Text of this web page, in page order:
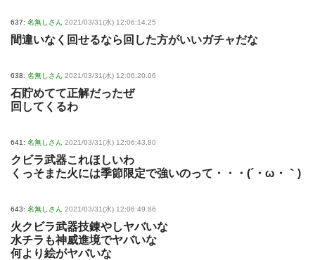
637: 名無しさん 2021/03/31(水) 12:06:14.25
間違いなく回せるなら回した方がいいガチャだな
638: 名無しさん 2021/03/31(水) 12:06:20.06
石貯めてて正解だったぜ
回してくるわ
641: 名無しさん 2021/03/31(水) 12:06:43.80
クビラ武器これほしいわ
くっそまた火には季節限定で強いのって・・・(´・ω・｀)
643: 名無しさん 2021/03/31(水) 12:06:49.86
火クビラ武器技錬やしヤバいな
水チラも神威進境でヤバいな
何より絵がヤバいな